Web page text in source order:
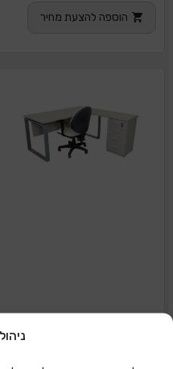
הוספה להצעת מחיר